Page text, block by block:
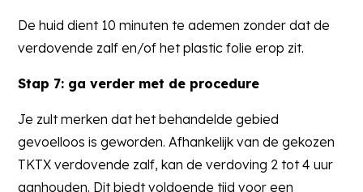
De huid dient 10 minuten te ademen zonder dat de
verdovende zalf en/of het plastic folie erop zit.
Stap 7: ga verder met de procedure
Je zult merken dat het behandelde gebied
gevoelloos is geworden. Afhankelijk van de gekozen
TKTX verdovende zalf, kan de verdoving 2 tot 4 uur
aanhouden. Dit biedt voldoende tijd voor een